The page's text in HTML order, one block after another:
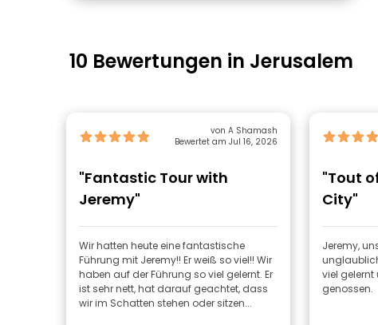
10 Bewertungen in Jerusalem
von A Shamash
Bewertet am Jul 16, 2026
"Fantastic Tour with
Jeremy"
Wir hatten heute eine fantastische
Führung mit Jeremy!! Er weiß so viel!! Wir
haben auf der Führung so viel gelernt. Er
ist sehr nett, hat darauf geachtet, dass
wir im Schatten stehen oder sitzen...
"Tout
City"
Jeremy,
viel gelernt
genossen.